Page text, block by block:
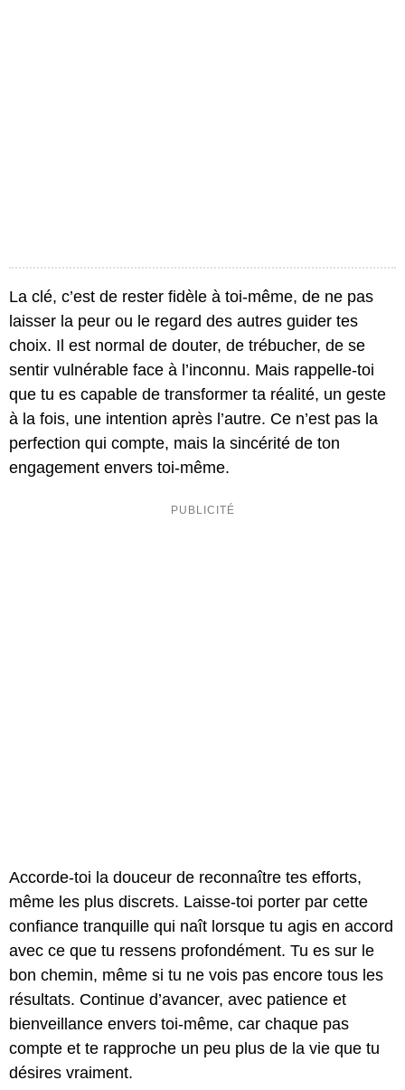
La clé, c’est de rester fidèle à toi-même, de ne pas
laisser la peur ou le regard des autres guider tes
choix. Il est normal de douter, de trébucher, de se
sentir vulnérable face à l’inconnu. Mais rappelle-toi
que tu es capable de transformer ta réalité, un geste
à la fois, une intention après l’autre. Ce n’est pas la
perfection qui compte, mais la sincérité de ton
engagement envers toi-même.
Accorde-toi la douceur de reconnaître tes efforts,
même les plus discrets. Laisse-toi porter par cette
confiance tranquille qui naît lorsque tu agis en accord
avec ce que tu ressens profondément. Tu es sur le
bon chemin, même si tu ne vois pas encore tous les
résultats. Continue d’avancer, avec patience et
bienveillance envers toi-même, car chaque pas
compte et te rapproche un peu plus de la vie que tu
désires vraiment.